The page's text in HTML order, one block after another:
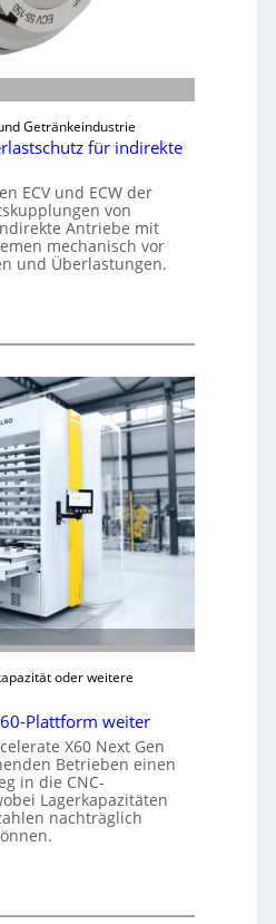
Getränkeindustrie
für indirekte
ECV und ECW der
von
Antriebe mit
mechanisch vor
und Überlastungen.
oder weitere
Plattform weiter
X60 Next Gen
Betrieben einen
in die CNC-
Lagerkapazitäten
nachträglich